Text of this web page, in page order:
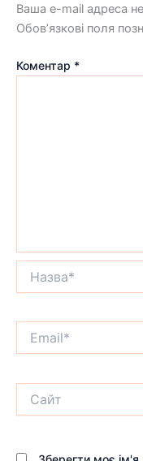
Ваша e-mail адреса
Обов’язкові поля
Коментар *